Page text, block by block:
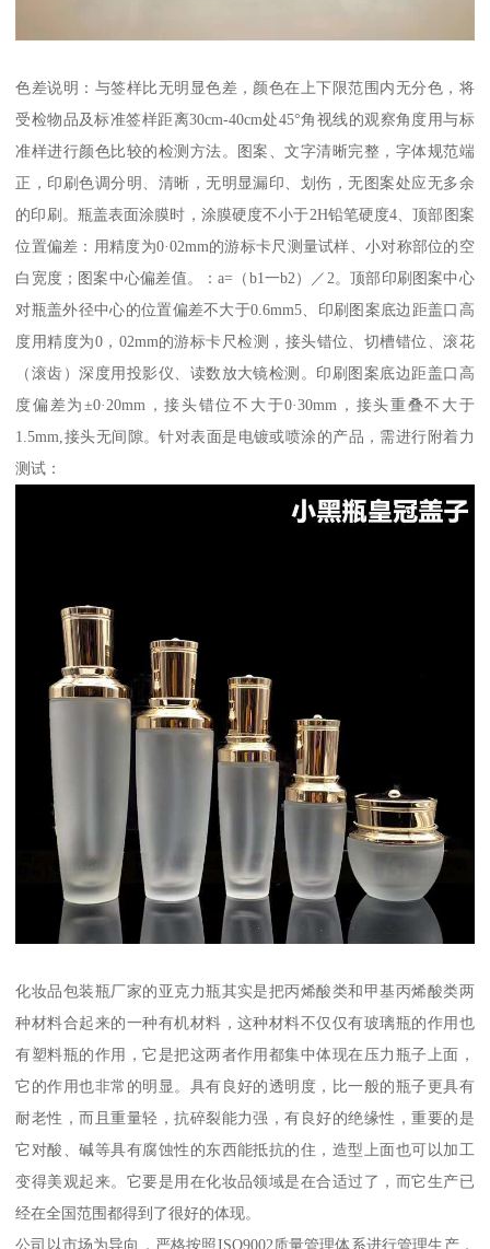
色差说明：与签样比无明显色差，颜色在上下限范围内无分色，将
受检物品及标准签样距离30cm-40cm处45°角视线的观察角度用与标
准样进行颜色比较的检测方法。图案、文字清晰完整，字体规范端
正，印刷色调分明、清晰，无明显漏印、划伤，无图案处应无多余
的印刷。瓶盖表面涂膜时，涂膜硬度不小于2H铅笔硬度4、顶部图案
位置偏差：用精度为0·02mm的游标卡尺测量试样、小对称部位的空
白宽度；图案中心偏差值。：a=（b1一b2）／2。顶部印刷图案中心
对瓶盖外径中心的位置偏差不大于0.6mm5、印刷图案底边距盖口高
度用精度为0，02mm的游标卡尺检测，接头错位、切槽错位、滚花
（滚齿）深度用投影仪、读数放大镜检测。印刷图案底边距盖口高
度偏差为±0·20mm，接头错位不大于0·30mm，接头重叠不大于
1.5mm,接头无间隙。针对表面是电镀或喷涂的产品，需进行附着力
测试：
化妆品包装瓶厂家的亚克力瓶其实是把丙烯酸类和甲基丙烯酸类两
种材料合起来的一种有机材料，这种材料不仅仅有玻璃瓶的作用也
有塑料瓶的作用，它是把这两者作用都集中体现在压力瓶子上面，
它的作用也非常的明显。具有良好的透明度，比一般的瓶子更具有
耐老性，而且重量轻，抗碎裂能力强，有良好的绝缘性，重要的是
它对酸、碱等具有腐蚀性的东西能抵抗的住，造型上面也可以加工
变得美观起来。它要是用在化妆品领域是在合适过了，而它生产已
经在全国范围都得到了很好的体现。
公司以市场为导向，严格按照ISO9002质量管理体系进行管理生产，